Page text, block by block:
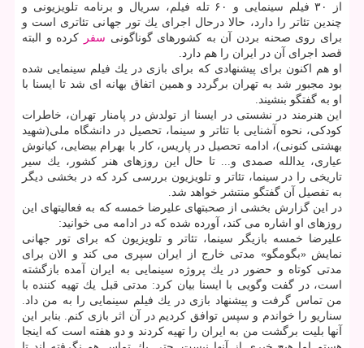
از ۳۰ فیلم سینمایی و ۶۰ تله فیلم، سریال و برنامه تلویزیونی و
چندین تئاتر را دارد، حالا درحال اجرای یك تور جهانی تئاتری است و
برای روی صحنه بردن آن به كشورهای گوناگونی سفر
كرده و البته
قصد اجرای آن در ایران را هم دارد.
او هم اكنون برای پیشنهادی كه برای بازی در یك فیلم سینمایی شده
بود مجبور شد به تهران برگردد و همین اتفاق بهانه ای شد تا ایسنا با
او به گفتگو بنشیند.
این هنرمند در نشستی در ایسنا از تولدش در پامنار تهران، خاطرات
كودكی، نحوه آشنایی با تئاتر و سینما، تحصیل در دانشگاه ملی(شهید
بهشتی كنونی)، ادامه تحصیل در پاریس، كار با بهرام بیضایی، كیانوش
عیاری، یدالله صمدی و... تا حال این روزهای هنر كشور، یك سیر
تاریخی را در سینما، تئاتر و تلویزیون بررسی كرد كه در بخشی دیگر
به تفصیل آن گفتگو منتشر خواهد شد.
در این گزارش بخشی از صحبتهای علیرضا خمسه كه به فعالیتهای این
روزهای او اشاره می كند، آورده شده كه در ادامه می خوانید:
علیرضا خمسه بازیگر سینما، تئاتر و تلویزیون كه برای تور جهانی
نمایش «بگومگو» مدتی خارج از ایران سپری می كند و الان برای
مدتی كوتاه و حضور در یك پروژه سینمایی به ایران آمده بازگشته
است، در گفت وگویی با ایسنا بیان كرد: مدتی قبل یك تهیه كننده با
من تماس گرفت و پیشنهاد بازی در یك فیلم سینمایی را به من داد.
سناریو را خواندم و سپس توافق كردیم در آن اثر بازی كنم. بنابر این
آنها بلیت برگشت من به ایران را تهیه كردند و دو هفته است كه اینجا